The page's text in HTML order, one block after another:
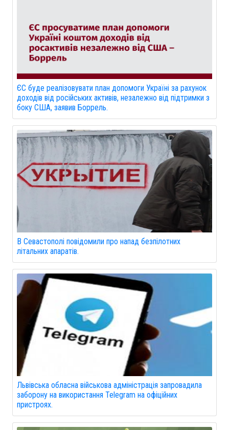
ЄС буде реалізовувати план допомоги Україні за рахунок
доходів від російських активів, незалежно від підтримки з
боку США, заявив Боррель.
В Севастополі повідомили про напад безпілотних
літальних апаратів.
Львівська обласна військова адміністрація запровадила
заборону на використання Telegram на офіційних
пристроях.